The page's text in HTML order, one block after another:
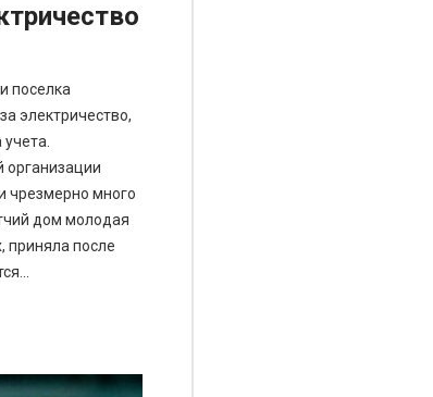
поселка
электричество,
организации
чрезмерно много
дом молодая
приняла после